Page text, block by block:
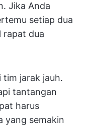
Jika Anda
setiap dua
rapat dua
tim jarak jauh.
tantangan
harus
yang semakin